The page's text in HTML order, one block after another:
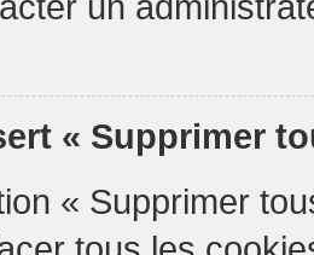
« Supprimer
« Supprimer